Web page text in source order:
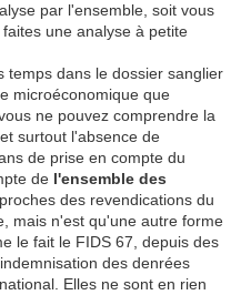
par l'ensemble, soit vous
une analyse à petite
temps dans le dossier sanglier
microéconomique que
ne pouvez comprendre la
surtout l'absence de
de prise en compte du
de l'ensemble des
des revendications du
mais n'est qu'une autre forme
le fait le FIDS 67, depuis des
des denrées
Elles ne sont en rien